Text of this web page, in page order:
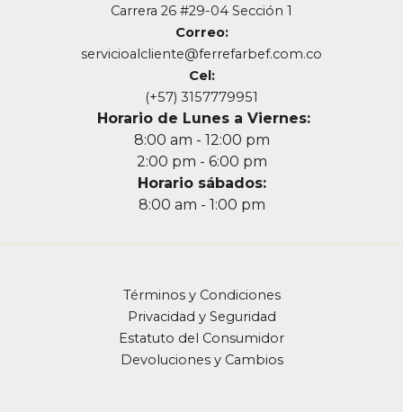
Carrera 26 #29-04 Sección 1
Correo:
servicioalcliente@ferrefarbef.com.co
Cel:
(+57) 3157779951
Horario de Lunes a Viernes:
8:00 am - 12:00 pm
2:00 pm - 6:00 pm
Horario sábados:
8:00 am - 1:00 pm
Términos y Condiciones
Privacidad y Seguridad
Estatuto del Consumidor
Devoluciones y Cambios